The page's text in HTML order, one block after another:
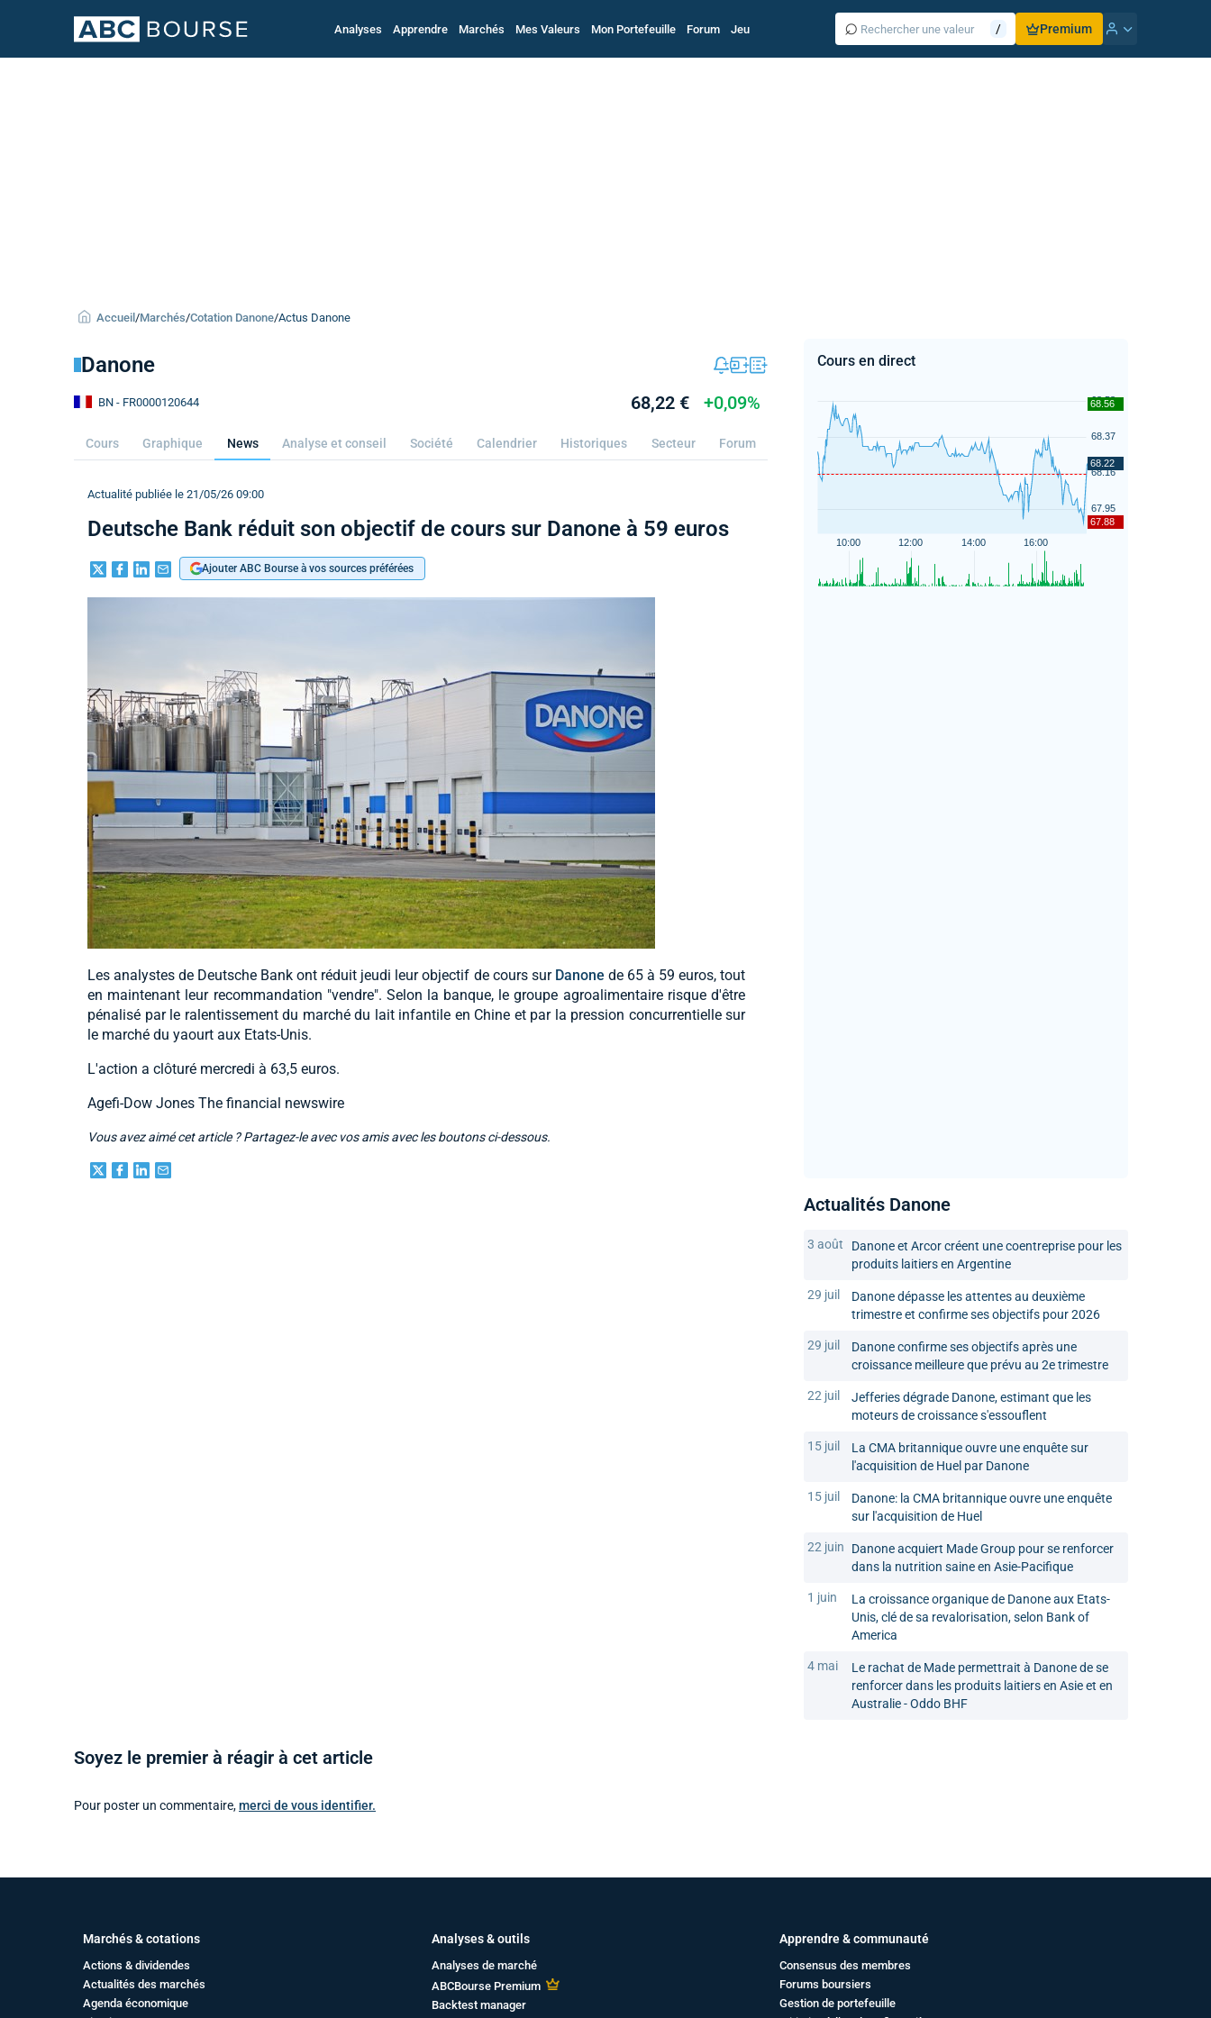
Analyses Apprendre Marchés Mes Valeurs Mon Portefeuille Forum Jeu ⌕ / Premium
Accueil /Marchés/Cotation Danone/Actus Danone
Danone
BN - FR0000120644 68,22 € +0,09%
Cours Graphique News Analyse et conseil Société Calendrier Historiques Secteur Forum
Actualité publiée le 21/05/26 09:00
Deutsche Bank réduit son objectif de cours sur Danone à 59 euros
Ajouter ABC Bourse à vos sources préférées
Les analystes de Deutsche Bank ont réduit jeudi leur objectif de cours sur Danone de 65 à 59 euros, tout
en maintenant leur recommandation "vendre". Selon la banque, le groupe agroalimentaire risque d'être
pénalisé par le ralentissement du marché du lait infantile en Chine et par la pression concurrentielle sur
le marché du yaourt aux Etats-Unis.
L'action a clôturé mercredi à 63,5 euros.
Agefi-Dow Jones The financial newswire
Vous avez aimé cet article ? Partagez-le avec vos amis avec les boutons ci-dessous.
Cours en direct
Actualités Danone
3 août
Danone et Arcor créent une coentreprise pour les
produits laitiers en Argentine
29 juil
Danone dépasse les attentes au deuxième
trimestre et confirme ses objectifs pour 2026
29 juil
Danone confirme ses objectifs après une
croissance meilleure que prévu au 2e trimestre
22 juil
Jefferies dégrade Danone, estimant que les
moteurs de croissance s'essouflent
15 juil
La CMA britannique ouvre une enquête sur
l'acquisition de Huel par Danone
15 juil
Danone: la CMA britannique ouvre une enquête
sur l'acquisition de Huel
22 juin
Danone acquiert Made Group pour se renforcer
dans la nutrition saine en Asie-Pacifique
1 juin
La croissance organique de Danone aux Etats-
Unis, clé de sa revalorisation, selon Bank of
America
4 mai
Le rachat de Made permettrait à Danone de se
renforcer dans les produits laitiers en Asie et en
Australie - Oddo BHF
Soyez le premier à réagir à cet article
Pour poster un commentaire,merci de vous identifier.
Marchés & cotations
Actions & dividendes
Actualités des marchés
Agenda économique
Analyses & outils
Analyses de marché
ABCBourse Premium
Backtest manager
Apprendre & communauté
Consensus des membres
Forums boursiers
Gestion de portefeuille